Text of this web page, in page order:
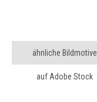
ähnliche Bildmotive
auf Adobe Stock